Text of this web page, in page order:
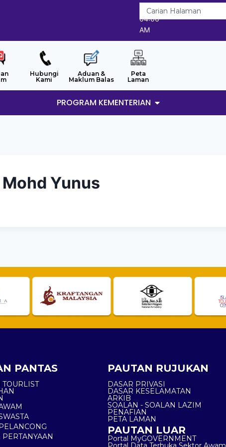
6/8/2026
04:06
AM
Hubungi
Kami
Aduan &
Maklum Balas
Peta
Laman
PROGRAM KEMENTERIAN
Yunus
PANTAS
PERTANYAAN
PAUTAN RUJUKAN
DASAR PRIVASI
DASAR KESELAMATAN
ARKIB
SOALAN - SOALAN LAZIM
PENAFIAN
PETA LAMAN
PAUTAN LUAR
Portal MyGOVERNMENT